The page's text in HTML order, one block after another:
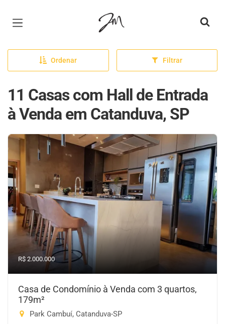
Página inicial
Ordenar Filtrar
11 Casas com Hall de Entrada
à Venda em Catanduva, SP
R$ 2.000.000
Casa de Condomínio à Venda com 3 quartos,
179m²
Park Cambuí, Catanduva-SP